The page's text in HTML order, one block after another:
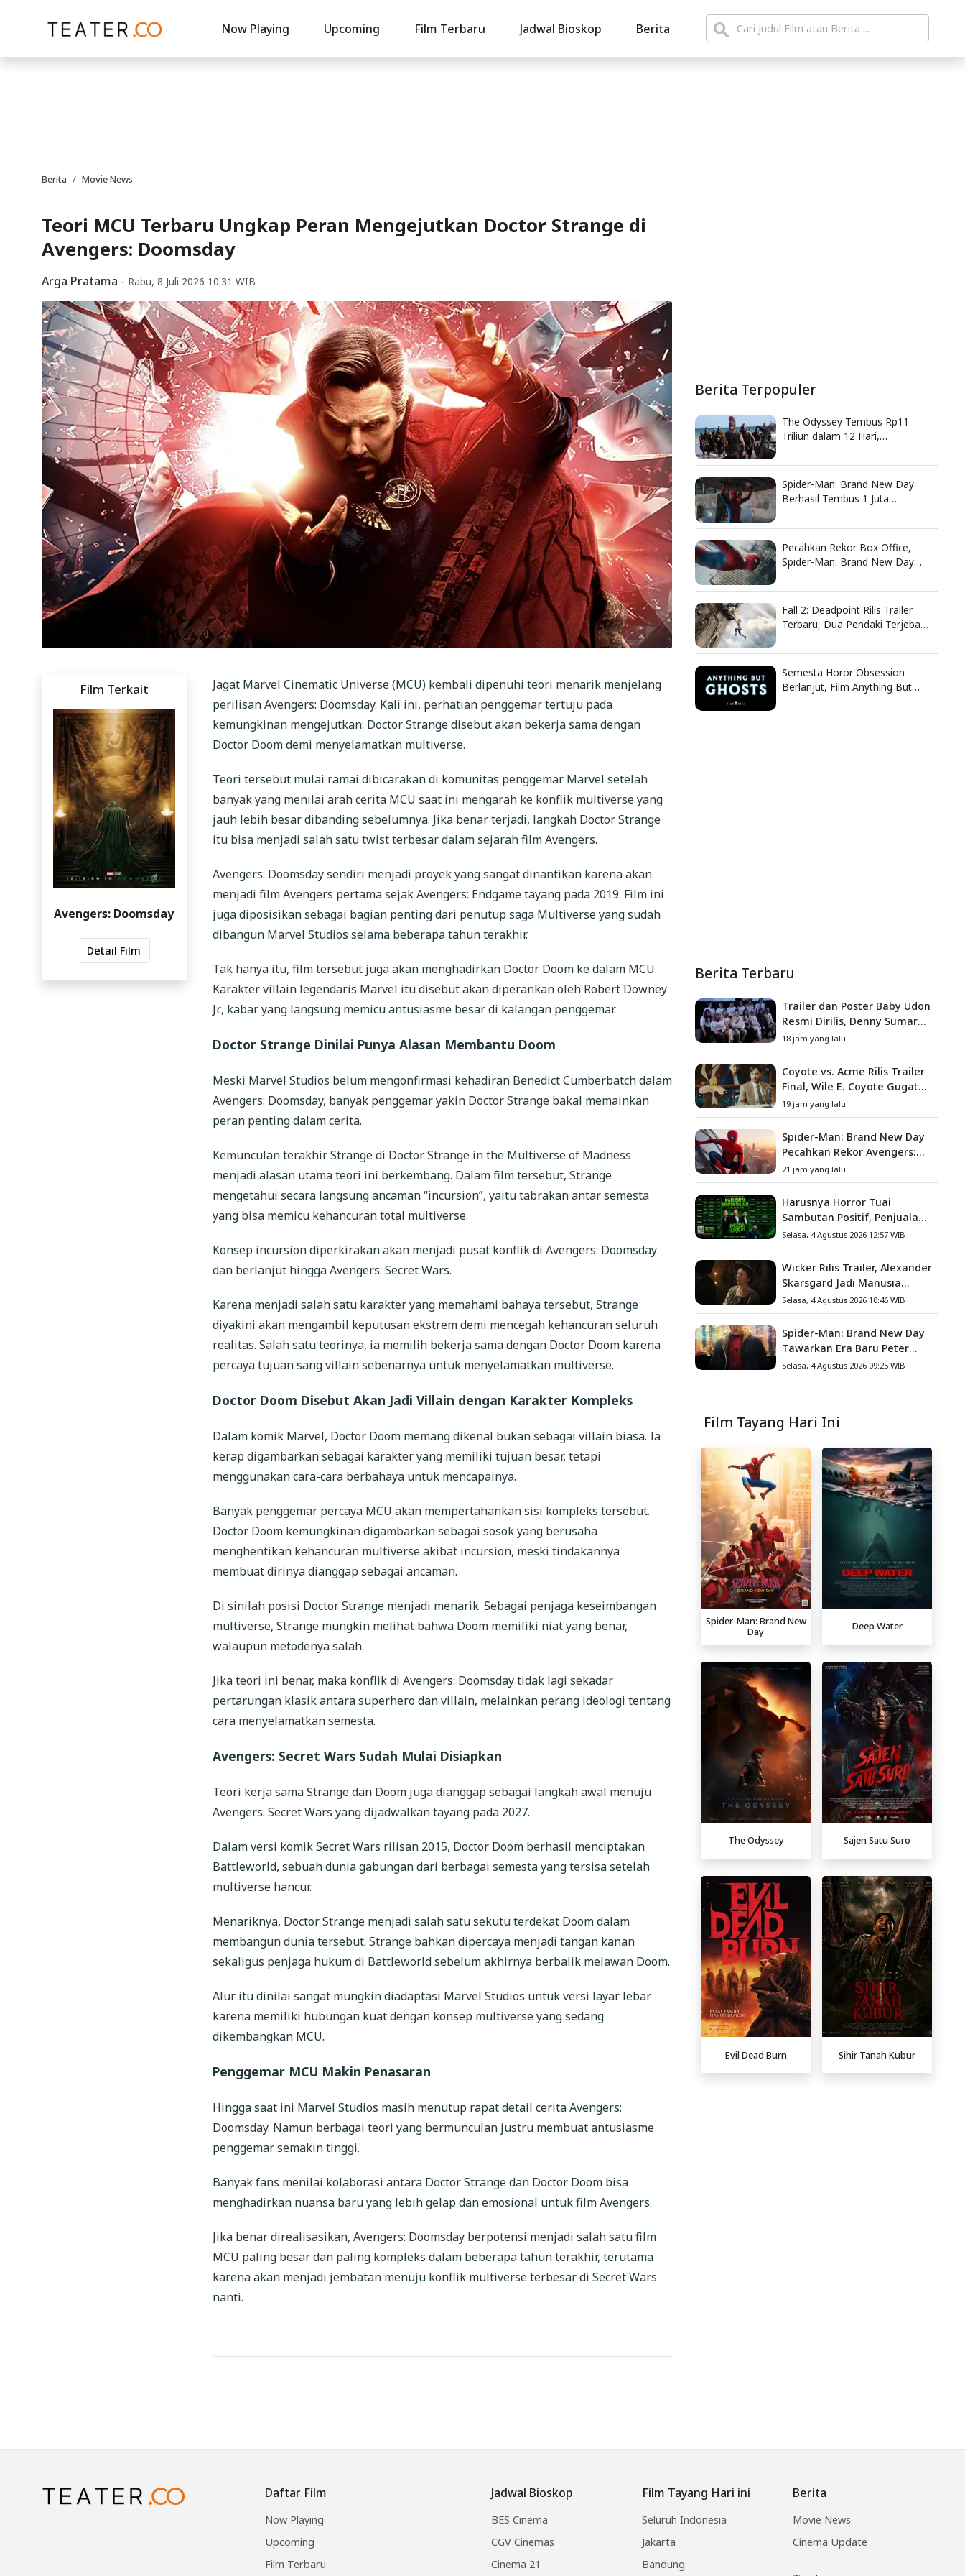
Now Playing Upcoming Film Terbaru Jadwal Bioskop Berita
Berita Movie News
Teori MCU Terbaru Ungkap Peran Mengejutkan Doctor Strange di
Avengers: Doomsday
Arga Pratama - Rabu, 8 Juli 2026 10:31 WIB
Jagat Marvel Cinematic Universe (MCU) kembali dipenuhi teori menarik menjelang
perilisan Avengers: Doomsday. Kali ini, perhatian penggemar tertuju pada
kemungkinan mengejutkan: Doctor Strange disebut akan bekerja sama dengan
Doctor Doom demi menyelamatkan multiverse.
Teori tersebut mulai ramai dibicarakan di komunitas penggemar Marvel setelah
banyak yang menilai arah cerita MCU saat ini mengarah ke konflik multiverse yang
jauh lebih besar dibanding sebelumnya. Jika benar terjadi, langkah Doctor Strange
itu bisa menjadi salah satu twist terbesar dalam sejarah film Avengers.
Avengers: Doomsday sendiri menjadi proyek yang sangat dinantikan karena akan
menjadi film Avengers pertama sejak Avengers: Endgame tayang pada 2019. Film ini
juga diposisikan sebagai bagian penting dari penutup saga Multiverse yang sudah
dibangun Marvel Studios selama beberapa tahun terakhir.
Tak hanya itu, film tersebut juga akan menghadirkan Doctor Doom ke dalam MCU.
Karakter villain legendaris Marvel itu disebut akan diperankan oleh Robert Downey
Jr., kabar yang langsung memicu antusiasme besar di kalangan penggemar.
Doctor Strange Dinilai Punya Alasan Membantu Doom
Meski Marvel Studios belum mengonfirmasi kehadiran Benedict Cumberbatch dalam
Avengers: Doomsday, banyak penggemar yakin Doctor Strange bakal memainkan
peran penting dalam cerita.
Kemunculan terakhir Strange di Doctor Strange in the Multiverse of Madness
menjadi alasan utama teori ini berkembang. Dalam film tersebut, Strange
mengetahui secara langsung ancaman “incursion”, yaitu tabrakan antar semesta
yang bisa memicu kehancuran total multiverse.
Konsep incursion diperkirakan akan menjadi pusat konflik di Avengers: Doomsday
dan berlanjut hingga Avengers: Secret Wars.
Karena menjadi salah satu karakter yang memahami bahaya tersebut, Strange
diyakini akan mengambil keputusan ekstrem demi mencegah kehancuran seluruh
realitas. Salah satu teorinya, ia memilih bekerja sama dengan Doctor Doom karena
percaya tujuan sang villain sebenarnya untuk menyelamatkan multiverse.
Doctor Doom Disebut Akan Jadi Villain dengan Karakter Kompleks
Dalam komik Marvel, Doctor Doom memang dikenal bukan sebagai villain biasa. Ia
kerap digambarkan sebagai karakter yang memiliki tujuan besar, tetapi
menggunakan cara-cara berbahaya untuk mencapainya.
Banyak penggemar percaya MCU akan mempertahankan sisi kompleks tersebut.
Doctor Doom kemungkinan digambarkan sebagai sosok yang berusaha
menghentikan kehancuran multiverse akibat incursion, meski tindakannya
membuat dirinya dianggap sebagai ancaman.
Di sinilah posisi Doctor Strange menjadi menarik. Sebagai penjaga keseimbangan
multiverse, Strange mungkin melihat bahwa Doom memiliki niat yang benar,
walaupun metodenya salah.
Jika teori ini benar, maka konflik di Avengers: Doomsday tidak lagi sekadar
pertarungan klasik antara superhero dan villain, melainkan perang ideologi tentang
cara menyelamatkan semesta.
Avengers: Secret Wars Sudah Mulai Disiapkan
Teori kerja sama Strange dan Doom juga dianggap sebagai langkah awal menuju
Avengers: Secret Wars yang dijadwalkan tayang pada 2027.
Dalam versi komik Secret Wars rilisan 2015, Doctor Doom berhasil menciptakan
Battleworld, sebuah dunia gabungan dari berbagai semesta yang tersisa setelah
multiverse hancur.
Menariknya, Doctor Strange menjadi salah satu sekutu terdekat Doom dalam
membangun dunia tersebut. Strange bahkan dipercaya menjadi tangan kanan
sekaligus penjaga hukum di Battleworld sebelum akhirnya berbalik melawan Doom.
Alur itu dinilai sangat mungkin diadaptasi Marvel Studios untuk versi layar lebar
karena memiliki hubungan kuat dengan konsep multiverse yang sedang
dikembangkan MCU.
Penggemar MCU Makin Penasaran
Hingga saat ini Marvel Studios masih menutup rapat detail cerita Avengers:
Doomsday. Namun berbagai teori yang bermunculan justru membuat antusiasme
penggemar semakin tinggi.
Banyak fans menilai kolaborasi antara Doctor Strange dan Doctor Doom bisa
menghadirkan nuansa baru yang lebih gelap dan emosional untuk film Avengers.
Jika benar direalisasikan, Avengers: Doomsday berpotensi menjadi salah satu film
MCU paling besar dan paling kompleks dalam beberapa tahun terakhir, terutama
karena akan menjadi jembatan menuju konflik multiverse terbesar di Secret Wars
nanti.
Film Terkait
Avengers: Doomsday
Detail Film
Berita Terpopuler
The Odyssey Tembus Rp11
Triliun dalam 12 Hari,
Pecahkan Rekor Box Office
Spider-Man: Brand New Day
Berhasil Tembus 1 Juta
Pecahkan Rekor Box Office,
Spider-Man: Brand New Day
Fall 2: Deadpoint Rilis Trailer
Terbaru, Dua Pendaki Terjebak
Semesta Horor Obsession
Berlanjut, Film Anything But
Nikki
Berita Terbaru
Trailer dan Poster Baby Udon
Resmi Dirilis, Denny Sumargo
Angkat Kisah Nyata Fanny
Kondoh
18 jam yang lalu
Coyote vs. Acme Rilis Trailer
Final, Wile E. Coyote Gugat
Acme Corporation ke
Pengadilan
19 jam yang lalu
Spider-Man: Brand New Day
Pecahkan Rekor Avengers:
Endgame, Cetak Debut Box
Office Terbesar Sepanjang
Sejarah
21 jam yang lalu
Harusnya Horror Tuai
Sambutan Positif, Penjualan
Tiket ATS Ludes Terjual
Selasa, 4 Agustus 2026 12:57 WIB
Wicker Rilis Trailer, Alexander
Skarsgard Jadi Manusia
Anyaman Jerami dalam
Romansa Paling Nyeleneh
Tahun Ini
Selasa, 4 Agustus 2026 10:46 WIB
Spider-Man: Brand New Day
Tawarkan Era Baru Peter
Parker, Ini 8 Fakta Menarik
yang Wajib Diketahui
Selasa, 4 Agustus 2026 09:25 WIB
Film Tayang Hari Ini
Spider-Man: Brand New
Day
Deep Water
The Odyssey Sajen Satu Suro
Evil Dead Burn Sihir Tanah Kubur
Daftar Film
Now Playing
Upcoming
Film Terbaru
Jadwal Bioskop
BES Cinema
CGV Cinemas
Cinema 21
Film Tayang Hari ini
Seluruh Indonesia
Jakarta
Bandung
Berita
Movie News
Cinema Update